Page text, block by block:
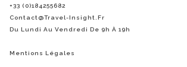
+33 (0)184255682
Contact@Travel-Insight.fr
Du Lundi Au Vendredi De 9h À 19h
Mentions Légales